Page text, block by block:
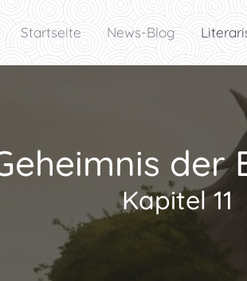
Startseite News-Blog
der
Kapitel 11